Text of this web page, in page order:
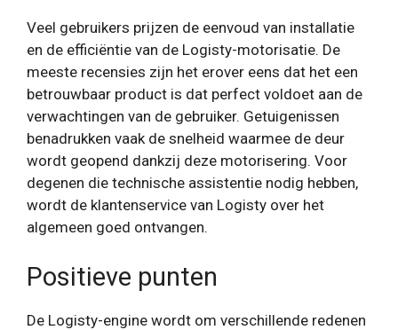
Veel gebruikers prijzen de eenvoud van installatie
en de efficiëntie van de Logisty-motorisatie. De
meeste recensies zijn het erover eens dat het een
betrouwbaar product is dat perfect voldoet aan de
verwachtingen van de gebruiker. Getuigenissen
benadrukken vaak de snelheid waarmee de deur
wordt geopend dankzij deze motorisering. Voor
degenen die technische assistentie nodig hebben,
wordt de klantenservice van Logisty over het
algemeen goed ontvangen.
Positieve punten
De Logisty-engine wordt om verschillende redenen